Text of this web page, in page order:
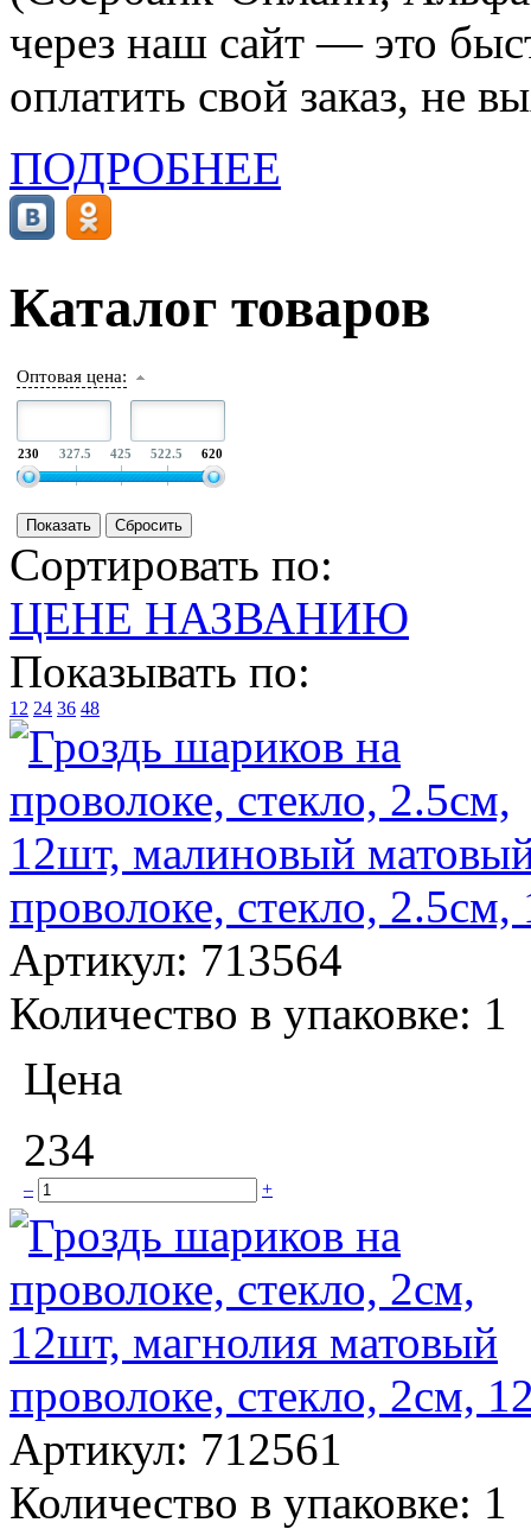
через наш сайт — это
оплатить свой заказ, не
ПОДРОБНЕЕ
Каталог товаров
Оптовая цена:
230 327.5 425 522.5 620
Сортировать по:
ЦЕНЕ НАЗВАНИЮ
Показывать по:
12 24 36 48
проволоке, стекло,
Артикул: 713564
Количество в упаковке: 1
Цена
234
– +
проволоке, стекло, 2см,
Артикул: 712561
Количество в упаковке: 1